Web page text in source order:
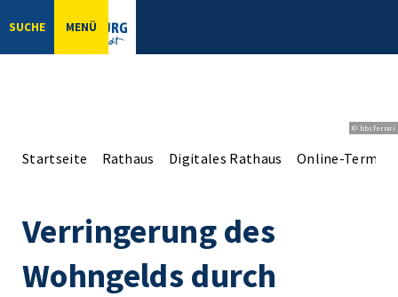
SUCHE MENÜ
© bbsferrari
Startseite Rathaus Digitales Rathaus Online-
Verringerung des
Wohngelds durch